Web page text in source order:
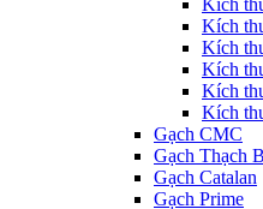
Kích
Kích
Kích
Kích
Kích
Kích
Gạch CMC
Gạch Thạch
Gạch Catalan
Gạch Prime